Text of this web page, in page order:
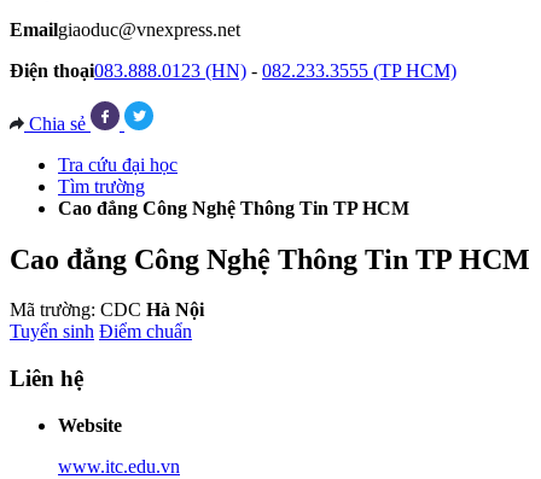
Emailgiaoduc@vnexpress.net
Điện thoại083.888.0123 (HN) - 082.233.3555 (TP HCM)
Chia sẻ
Tra cứu đại học
Tìm trường
Cao đẳng Công Nghệ Thông Tin TP HCM
Cao đẳng Công Nghệ Thông Tin TP HCM
Mã trường: CDC Hà Nội
Tuyển sinh Điểm chuẩn
Liên hệ
Website
www.itc.edu.vn